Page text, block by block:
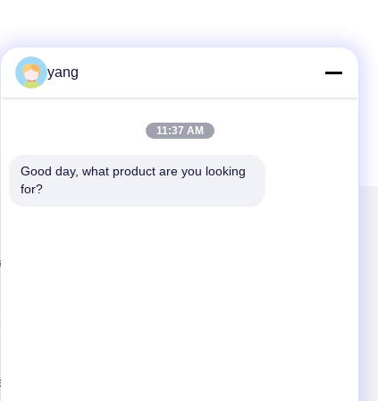
リート,
,フイヤ
yang
11:37 AM
Good day, what product are you looking
for?